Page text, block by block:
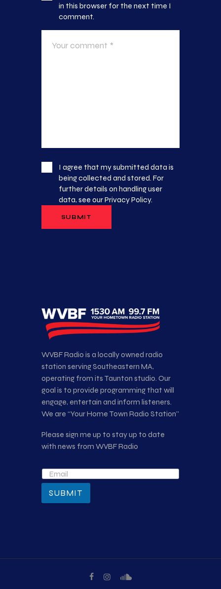
in this browser for the next time I
comment.
I agree that my submitted data is
being collected and stored. For
further details on handling user
data, see ourPrivacy Policy.
WVBF Radio is a locally owned radio
station serving Southeastern MA,
operating from its Taunton studio. Our
goal is to provide programming that will
engage, entertain and inform listeners.
We are “Your Home Town Radio Station”
Please sign me up to stay up to date
with news from WVBF Radio
SUBMIT